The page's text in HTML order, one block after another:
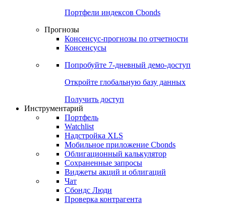
Soft Commodities
Виджет:
Портфели индексов Cbonds
Прогнозы
Консенсусы
Попробуйте7-дневный
Откройте глобальную базу данных
Получить доступ
Инструментарий
Портфель
Watchlist
Надстройка XLS
Мобильное приложение Cbonds
Облигационный калькулятор
Сохраненные запросы